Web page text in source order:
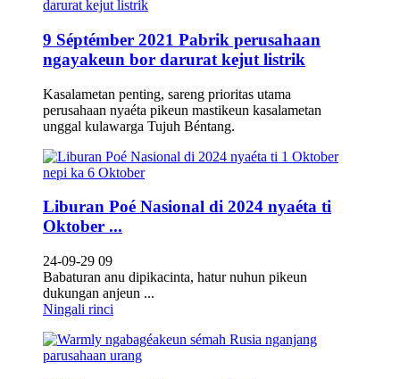
9 Séptémber 2021 Pabrik perusahaan
ngayakeun bor darurat kejut listrik
Kasalametan penting, sareng prioritas utama
perusahaan nyaéta pikeun mastikeun kasalametan
unggal kulawarga Tujuh Béntang.
Liburan Poé Nasional di 2024 nyaéta ti
Oktober ...
24-09-29 09
Babaturan anu dipikacinta, hatur nuhun pikeun
dukungan anjeun ...
Ningali rinci